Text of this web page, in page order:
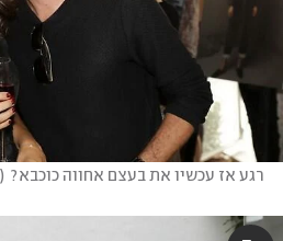
רגע אז עכשיו את בעצם אחווה כוכבא? (